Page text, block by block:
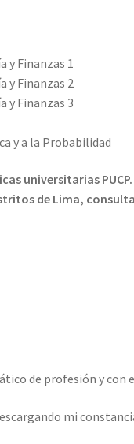
y Finanzas 1
y Finanzas 2
y Finanzas 3
y a la Probabilidad
universitarias
de Lima,
de profesión y con
mi